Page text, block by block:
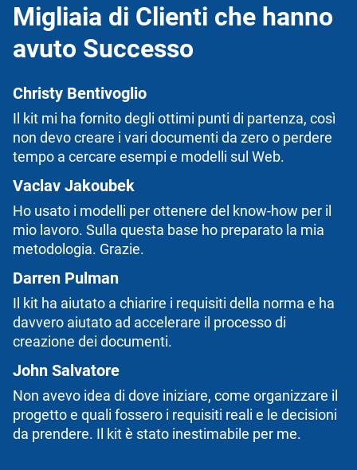
Migliaia di Clienti che hanno
avuto Successo
Christy Bentivoglio
Il kit mi ha fornito degli ottimi punti di partenza, così
non devo creare i vari documenti da zero o perdere
tempo a cercare esempi e modelli sul Web.
Vaclav Jakoubek
Ho usato i modelli per ottenere del know-how per il
mio lavoro. Sulla questa base ho preparato la mia
metodologia. Grazie.
Darren Pulman
Il kit ha aiutato a chiarire i requisiti della norma e ha
davvero aiutato ad accelerare il processo di
creazione dei documenti.
John Salvatore
Non avevo idea di dove iniziare, come organizzare il
progetto e quali fossero i requisiti reali e le decisioni
da prendere. Il kit è stato inestimabile per me.